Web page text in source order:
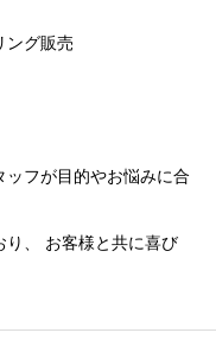
ング販売
フが目的やお悩みに合
り、 お客様と共に喜び